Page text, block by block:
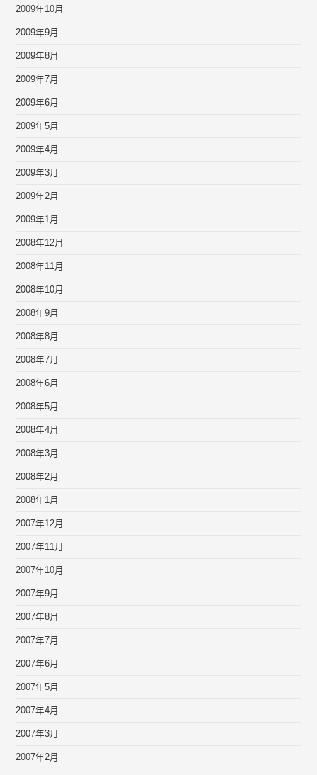
2009年10月
2009年9月
2009年8月
2009年7月
2009年6月
2009年5月
2009年4月
2009年3月
2009年2月
2009年1月
2008年12月
2008年11月
2008年10月
2008年9月
2008年8月
2008年7月
2008年6月
2008年5月
2008年4月
2008年3月
2008年2月
2008年1月
2007年12月
2007年11月
2007年10月
2007年9月
2007年8月
2007年7月
2007年6月
2007年5月
2007年4月
2007年3月
2007年2月